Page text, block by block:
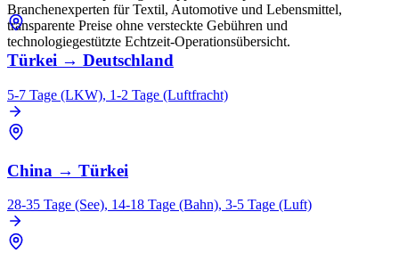
Branchenexperten für Textil, Automotive und Lebensmittel,
transparente Preise ohne versteckte Gebühren und
technologiegestützte Echtzeit-Operationsübersicht.
Türkei → Deutschland
5-7 Tage (LKW), 1-2 Tage (Luftfracht)
China → Türkei
28-35 Tage (See), 14-18 Tage (Bahn), 3-5 Tage (Luft)